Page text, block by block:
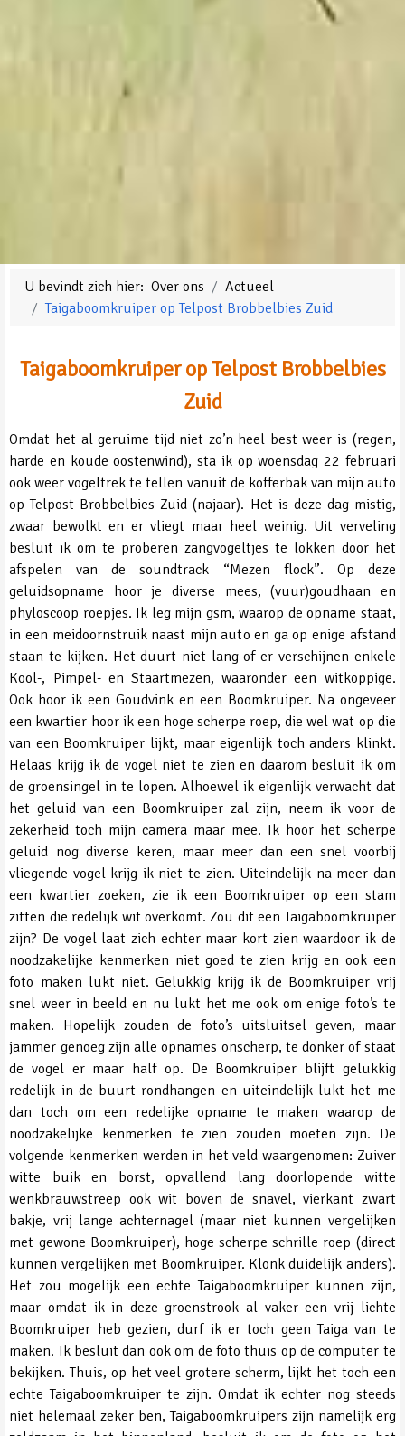
U bevindt zich hier:Over ons
Actueel
Taigaboomkruiper op Telpost Brobbelbies Zuid
Taigaboomkruiper op Telpost Brobbelbies
Zuid
Omdat het al geruime tijd niet zo’n heel best weer is (regen,
harde en koude oostenwind), sta ik op woensdag 22 februari
ook weer vogeltrek te tellen vanuit de kofferbak van mijn auto
op Telpost Brobbelbies Zuid (najaar). Het is deze dag mistig,
zwaar bewolkt en er vliegt maar heel weinig. Uit verveling
besluit ik om te proberen zangvogeltjes te lokken door het
afspelen van de soundtrack “Mezen flock”. Op deze
geluidsopname hoor je diverse mees, (vuur)goudhaan en
phyloscoop roepjes. Ik leg mijn gsm, waarop de opname staat,
in een meidoornstruik naast mijn auto en ga op enige afstand
staan te kijken. Het duurt niet lang of er verschijnen enkele
Kool-, Pimpel- en Staartmezen, waaronder een witkoppige.
Ook hoor ik een Goudvink en een Boomkruiper. Na ongeveer
een kwartier hoor ik een hoge scherpe roep, die wel wat op die
van een Boomkruiper lijkt, maar eigenlijk toch anders klinkt.
Helaas krijg ik de vogel niet te zien en daarom besluit ik om
de groensingel in te lopen. Alhoewel ik eigenlijk verwacht dat
het geluid van een Boomkruiper zal zijn, neem ik voor de
zekerheid toch mijn camera maar mee. Ik hoor het scherpe
geluid nog diverse keren, maar meer dan een snel voorbij
vliegende vogel krijg ik niet te zien. Uiteindelijk na meer dan
een kwartier zoeken, zie ik een Boomkruiper op een stam
zitten die redelijk wit overkomt. Zou dit een Taigaboomkruiper
zijn? De vogel laat zich echter maar kort zien waardoor ik de
noodzakelijke kenmerken niet goed te zien krijg en ook een
foto maken lukt niet. Gelukkig krijg ik de Boomkruiper vrij
snel weer in beeld en nu lukt het me ook om enige foto’s te
maken. Hopelijk zouden de foto’s uitsluitsel geven, maar
jammer genoeg zijn alle opnames onscherp, te donker of staat
de vogel er maar half op. De Boomkruiper blijft gelukkig
redelijk in de buurt rondhangen en uiteindelijk lukt het me
dan toch om een redelijke opname te maken waarop de
noodzakelijke kenmerken te zien zouden moeten zijn. De
volgende kenmerken werden in het veld waargenomen: Zuiver
witte buik en borst, opvallend lang doorlopende witte
wenkbrauwstreep ook wit boven de snavel, vierkant zwart
bakje, vrij lange achternagel (maar niet kunnen vergelijken
met gewone Boomkruiper), hoge scherpe schrille roep (direct
kunnen vergelijken met Boomkruiper. Klonk duidelijk anders).
Het zou mogelijk een echte Taigaboomkruiper kunnen zijn,
maar omdat ik in deze groenstrook al vaker een vrij lichte
Boomkruiper heb gezien, durf ik er toch geen Taiga van te
maken. Ik besluit dan ook om de foto thuis op de computer te
bekijken. Thuis, op het veel grotere scherm, lijkt het toch een
echte Taigaboomkruiper te zijn. Omdat ik echter nog steeds
niet helemaal zeker ben, Taigaboomkruipers zijn namelijk erg